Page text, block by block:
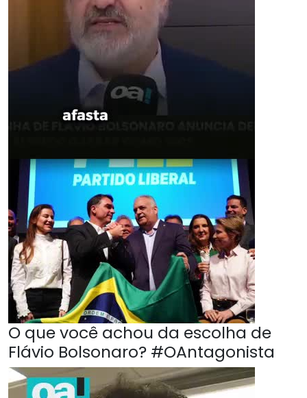
O que você achou da escolha de
Flávio Bolsonaro? #OAntagonista